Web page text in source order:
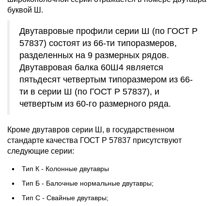
буквой Ш.
Двутавровые профили серии Ш (по ГОСТ Р
57837) состоят из 66-ти типоразмеров,
разделенных на 9 размерных рядов.
Двутавровая балка 60Ш4 является
пятьдесят четвертым типоразмером из 66-
ти в серии Ш (по ГОСТ Р 57837), и
четвертым из 60-го размерного ряда.
Кроме двутавров серии Ш, в государственном
стандарте качества ГОСТ Р 57837 присутствуют
следующие серии:
Тип К - Колонные двутавры
Тип Б - Балочные нормальные двутавры;
Тип С - Свайные двутавры;